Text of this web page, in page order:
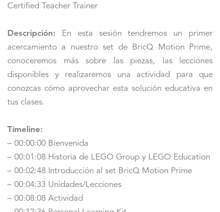
Certified Teacher Trainer
Descripción: En esta sesión tendremos un primer
acercamiento a nuestro set de BricQ Motion Prime,
conoceremos más sobre las piezas, las lecciones
disponibles y realizaremos una actividad para que
conozcas cómo aprovechar esta solución educativa en
tus clases.
Timeline:
– 00:00:00 Bienvenida
– 00:01:08 Historia de LEGO Group y LEGO Education
– 00:02:48 Introducción al set BricQ Motion Prime
– 00:04:33 Unidades/Lecciones
– 00:08:08 Actividad